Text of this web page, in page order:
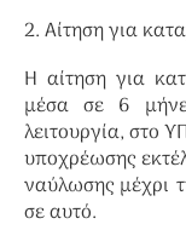
2. Αίτηση για
Η αίτηση για
μέσα σε 6
λειτουργία, στο
υποχρέωσης
ναύλωσης μέχρι
σε αυτό.